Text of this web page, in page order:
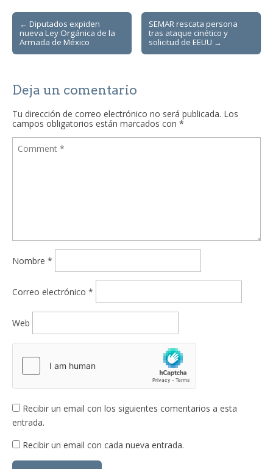
Post
navigation
← Diputados expiden
nueva Ley Orgánica de la
Armada de México
SEMAR rescata persona
tras ataque cinético y
solicitud de EEUU →
Deja un comentario
Tu dirección de correo electrónico no será publicada. Los
campos obligatorios están marcados con *
Nombre *
Correo electrónico *
Web
Recibir un email con los siguientes comentarios a esta
entrada.
Recibir un email con cada nueva entrada.